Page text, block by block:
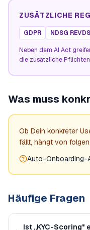
ZUSÄTZLICHE
GDPR NDSG
Neben dem AI Act
die zusätzliche
Was muss
Ob Dein konkreter
fällt, hängt von
Auto-Onboarding-
Häufige Fragen
Ist „KYC-Scoring"